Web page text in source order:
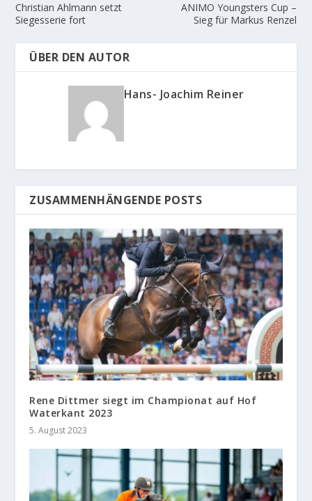
Christian Ahlmann setzt
Siegesserie fort
ANIMO Youngsters Cup –
Sieg für Markus Renzel
ÜBER DEN AUTOR
Hans- Joachim Reiner
ZUSAMMENHÄNGENDE POSTS
Rene Dittmer siegt im Championat auf Hof
Waterkant 2023
5. August 2023